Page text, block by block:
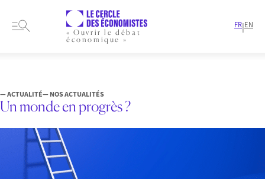
« Ouvrir le débat
économique »
FR|EN
— ACTUALITÉ— NOS ACTUALITÉS
Un monde en progrès ?